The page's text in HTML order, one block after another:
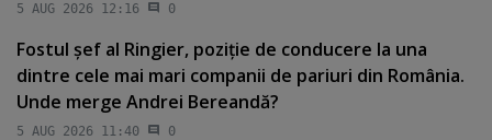
5 AUG 2026 12:16 0
Fostul şef al Ringier, poziţie de conducere la una
dintre cele mai mari companii de pariuri din România.
Unde merge Andrei Bereandă?
5 AUG 2026 11:40 0